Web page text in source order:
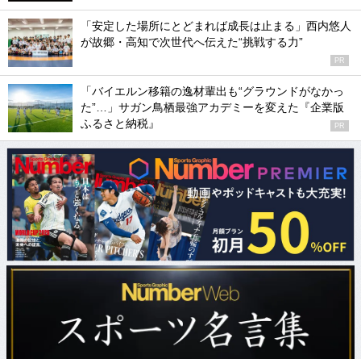
「安定した場所にとどまれば成長は止まる」西内悠人
が故郷・高知で次世代へ伝えた“挑戦する力”
PR
「バイエルン移籍の逸材輩出も“グラウンドがなかっ
た”…」サガン鳥栖最強アカデミーを変えた『企業版
ふるさと納税』
PR